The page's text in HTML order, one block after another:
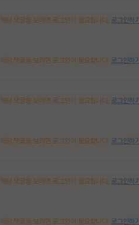
해당 댓글을 보려면 로그인이 필요합니다. 로그인하기
해당 댓글을 보려면 로그인이 필요합니다. 로그인하기
해당 댓글을 보려면 로그인이 필요합니다. 로그인하기
해당 댓글을 보려면 로그인이 필요합니다. 로그인하기
해당 댓글을 보려면 로그인이 필요합니다. 로그인하기
해당 댓글을 보려면 로그인이 필요합니다. 로그인하기